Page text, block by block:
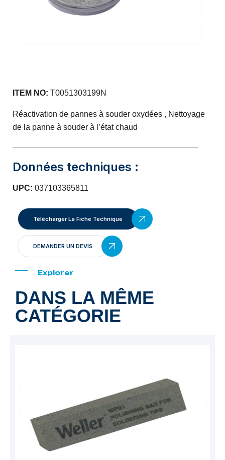
ITEM NO: T0051303199N
Réactivation de pannes à souder oxydées , Nettoyage
de la panne à souder à l’état chaud
Données techniques :
UPC: 037103365811
Télécharger La Fiche Technique
DEMANDER UN DEVIS
Explorer
DANS LA MÊME
CATÉGORIE